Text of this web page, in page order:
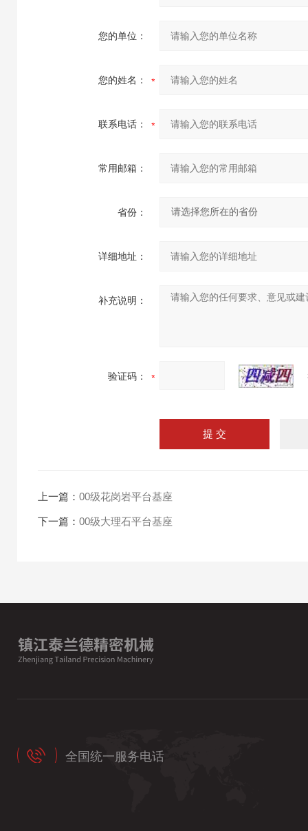
您的单位：
您的姓名：
联系电话：
常用邮箱：
省份：
详细地址：
补充说明：
验证码：
上一篇： 00级花岗岩平台基座
下一篇： 00级大理石平台基座
全国统一服务电话